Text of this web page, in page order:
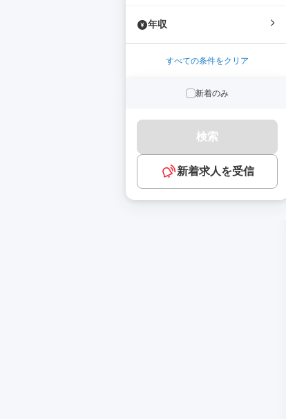
年収
すべての条件をクリア
新着のみ
検索
新着求人を受信